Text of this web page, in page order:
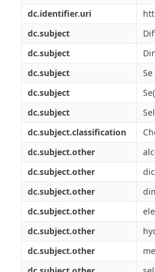
dc.identifier.uri
dc.subject
dc.subject
dc.subject
dc.subject
dc.subject
dc.subject.classification
dc.subject.other
dc.subject.other
dc.subject.other
dc.subject.other
dc.subject.other
dc.subject.other